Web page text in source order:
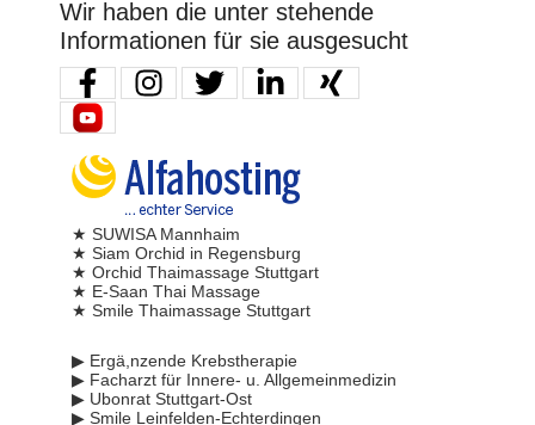
Wir haben die unter stehende
Informationen für sie ausgesucht
★ SUWISA Mannhaim
★ Siam Orchid in Regensburg
★ Orchid Thaimassage Stuttgart
★ E-Saan Thai Massage
★ Smile Thaimassage Stuttgart
▶ Ergä,nzende Krebstherapie
▶ Facharzt für Innere- u. Allgemeinmedizin
▶ Ubonrat Stuttgart-Ost
▶ Smile Leinfelden-Echterdingen